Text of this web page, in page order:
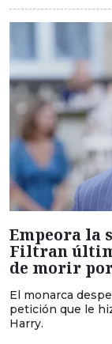
Empeora la
Filtran
de morir
El monarca
petición que le
Harry.